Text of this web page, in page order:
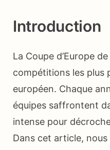
Introduction
La Coupe d’Europe
compétitions les plus
européen. Chaque
équipes saffrontent
intense pour
Dans cet article,